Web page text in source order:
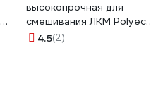
высокопрочная для
смешивания ЛКМ Polyecs
400 мл, 25 шт POL-3/PHX
4.5(2)